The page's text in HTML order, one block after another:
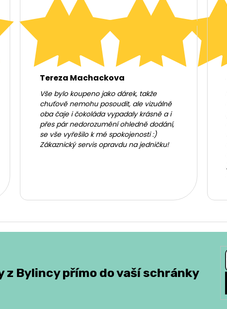
Tereza Machackova
Vše bylo koupeno jako dárek, takže
chuťově nemohu posoudit, ale vizuálně
oba čaje i čokoláda vypadaly krásně a i
přes pár nedorozumění ohledně dodání,
se vše vyřešilo k mé spokojenosti :)
Zákaznický servis opravdu na jedničku!
z Bylincy přímo do vaší schránky